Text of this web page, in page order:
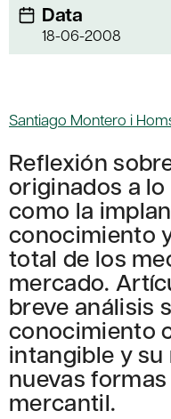
Data
18-06-2008
Santiago Montero i
Reflexión
originados a
como la
conocimiento
total de los
mercado.
breve análisis
conocimiento
intangible y
nuevas
mercantil.